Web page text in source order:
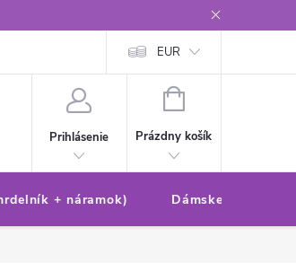
Ochrana osobných údajov
EUR
Prihlásenie
NÁKUPNÝ
Prázdny košík
+ náramok) Dámske sety